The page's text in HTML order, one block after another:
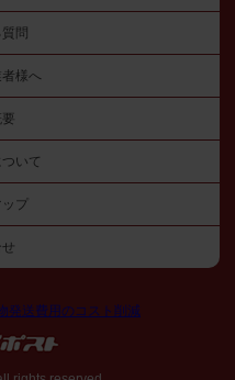
問
様へ
いて
プ
発送費用のコスト削減